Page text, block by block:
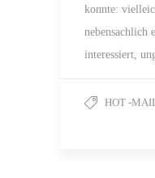
konnte:
nebensachlich
interessiert,
HOT -